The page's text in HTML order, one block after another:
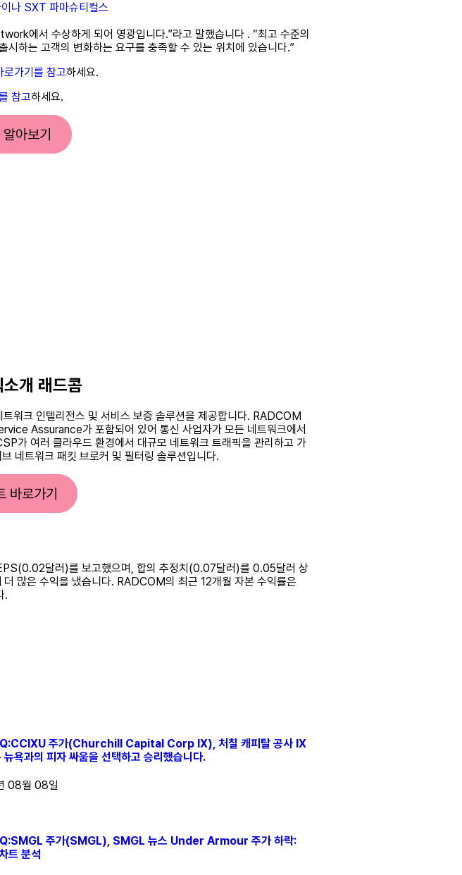
나 SXT 파마슈티컬스
에서 수상하게 되어 영광입니다.”라고 말했습니다 . “최고 수준의
하는 고객의 변화하는 요구를 충족할 수 있는 위치에 있습니다.”
로가기를 참고하세요.
참고하세요.
아보기
개 래드콤
워크 인텔리전스 및 서비스 보증 솔루션을 제공합니다. RADCOM
Assurance가 포함되어 있어 통신 사업자가 모든 네트워크에서
가 여러 클라우드 환경에서 대규모 네트워크 트래픽을 관리하고 가
네트워크 패킷 브로커 및 필터링 솔루션입니다.
바로가기
달러)를 보고했으며, 합의 추정치(0.07달러)를 0.05달러 상
많은 수익을 냈습니다. RADCOM의 최근 12개월 자본 수익률은
.
주가(Churchill Capital Corp IX), 처칠 캐피탈 공사 IX
뉴욕과의 피자 싸움을 선택하고 승리했습니다.
08월 08일
주가(SMGL), SMGL 뉴스 Under Armour 주가 하락:
트 분석